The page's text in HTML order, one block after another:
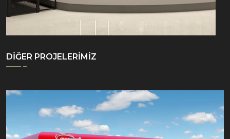
DİĞER PROJELERİMİZ